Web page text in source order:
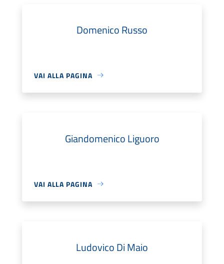
Domenico Russo
VAI ALLA PAGINA
Giandomenico Liguoro
VAI ALLA PAGINA
Ludovico Di Maio